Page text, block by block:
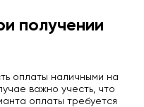
получении
оплаты наличными на
важно учесть, что
оплаты требуется